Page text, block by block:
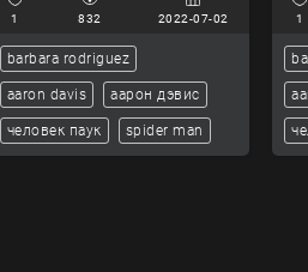
1 832 2022-07-02
barbara rodriguez
aaron davis аарон дэвис
человек паук spider man
1